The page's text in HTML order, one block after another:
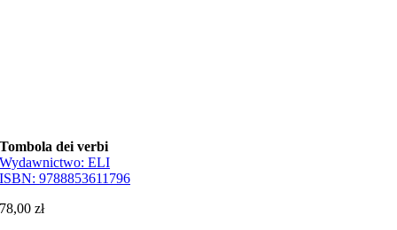
Tombola dei verbi
Wydawnictwo:ELI
ISBN:9788853611796
78,00zł